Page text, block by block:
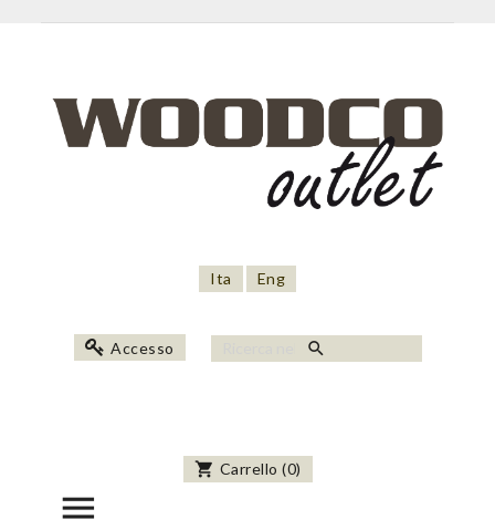
Ita Eng
Accesso search
Carrello (0)
shopping_cart
menu